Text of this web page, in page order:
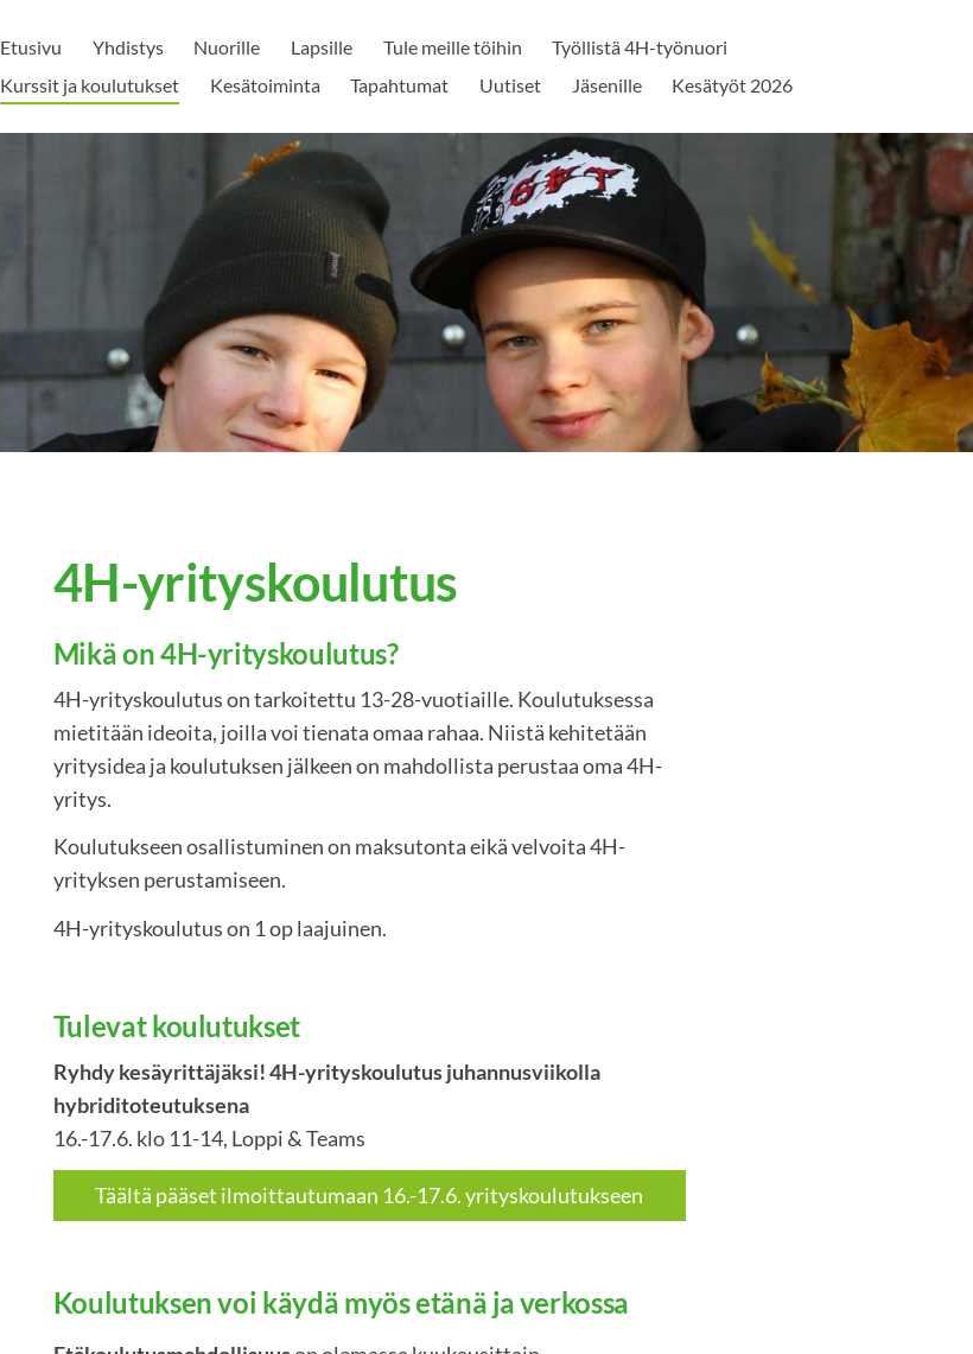
Etusivu Yhdistys Nuorille Lapsille Tule meille töihin
Työllistä 4H-työnuori
Kurssit ja koulutukset
Kesätoiminta Tapahtumat Uutiset Jäsenille Kesätyöt 2026
4H-yrityskoulutus
Mikä on 4H-yrityskoulutus?
4H-yrityskoulutus on tarkoitettu 13-28-vuotiaille. Koulutuksessa
mietitään ideoita, joilla voi tienata omaa rahaa. Niistä kehitetään
yritysidea ja koulutuksen jälkeen on mahdollista perustaa oma 4H-
yritys.
Koulutukseen osallistuminen on maksutonta eikä velvoita 4H-
yrityksen perustamiseen.
4H-yrityskoulutus on 1 op laajuinen.
Tulevat koulutukset
Ryhdy kesäyrittäjäksi! 4H-yrityskoulutus juhannusviikolla
hybriditoteutuksena
16.-17.6. klo 11-14, Loppi & Teams
Täältä pääset ilmoittautumaan 16.-17.6. yrityskoulutukseen
Koulutuksen voi käydä myös etänä ja verkossa